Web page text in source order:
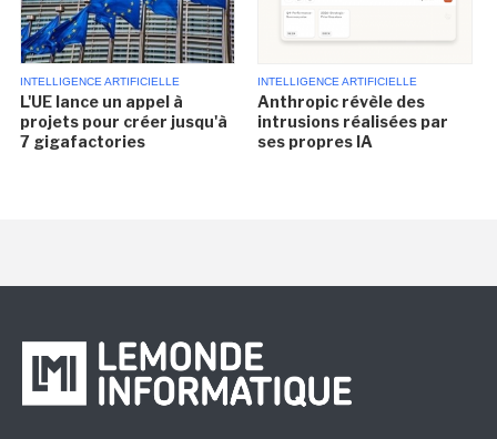
INTELLIGENCE ARTIFICIELLE
L'UE lance un appel à
projets pour créer jusqu'à
7 gigafactories
INTELLIGENCE ARTIFICIELLE
Anthropic révèle des
intrusions réalisées par
ses propres IA